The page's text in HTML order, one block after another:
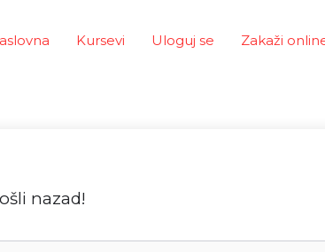
Kursevi Uloguj se Zakaži
nazad!